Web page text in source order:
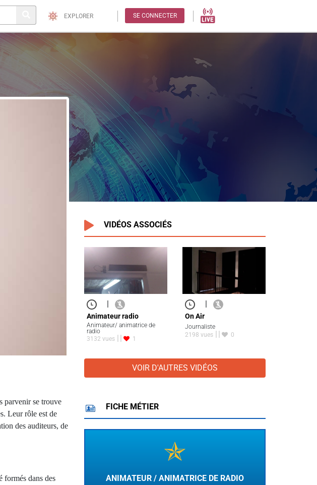
EXPLORER SE CONNECTER
parvenir se trouve
Leur rôle est de
des auditeurs, de
formés dans des
VIDÉOS ASSOCIÉS
|
Animateur radio
Animateur/ animatrice de
radio
3132 vues
1
|
On Air
Journaliste
2198 vues
0
VOIR D'AUTRES VIDÉOS
FICHE MÉTIER
ANIMATEUR / ANIMATRICE DE RADIO